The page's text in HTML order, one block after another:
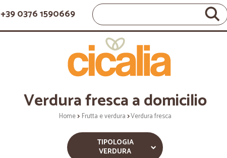
+39 0376 1590669
Verdura fresca a domicilio
Home Frutta e verdura Verdura fresca
TIPOLOGIA
VERDURA